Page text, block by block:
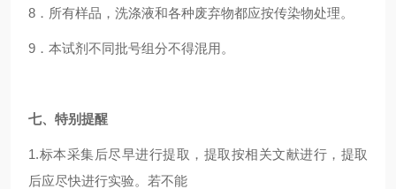
8 ．所有样品，洗涤液和各种废弃物都应按传染物处理。
9 ．本试剂不同批号组分不得混用。
七、特别提醒
1.标本采集后尽早进行提取，提取按相关文献进行，提取
后应尽快进行实验。若不能